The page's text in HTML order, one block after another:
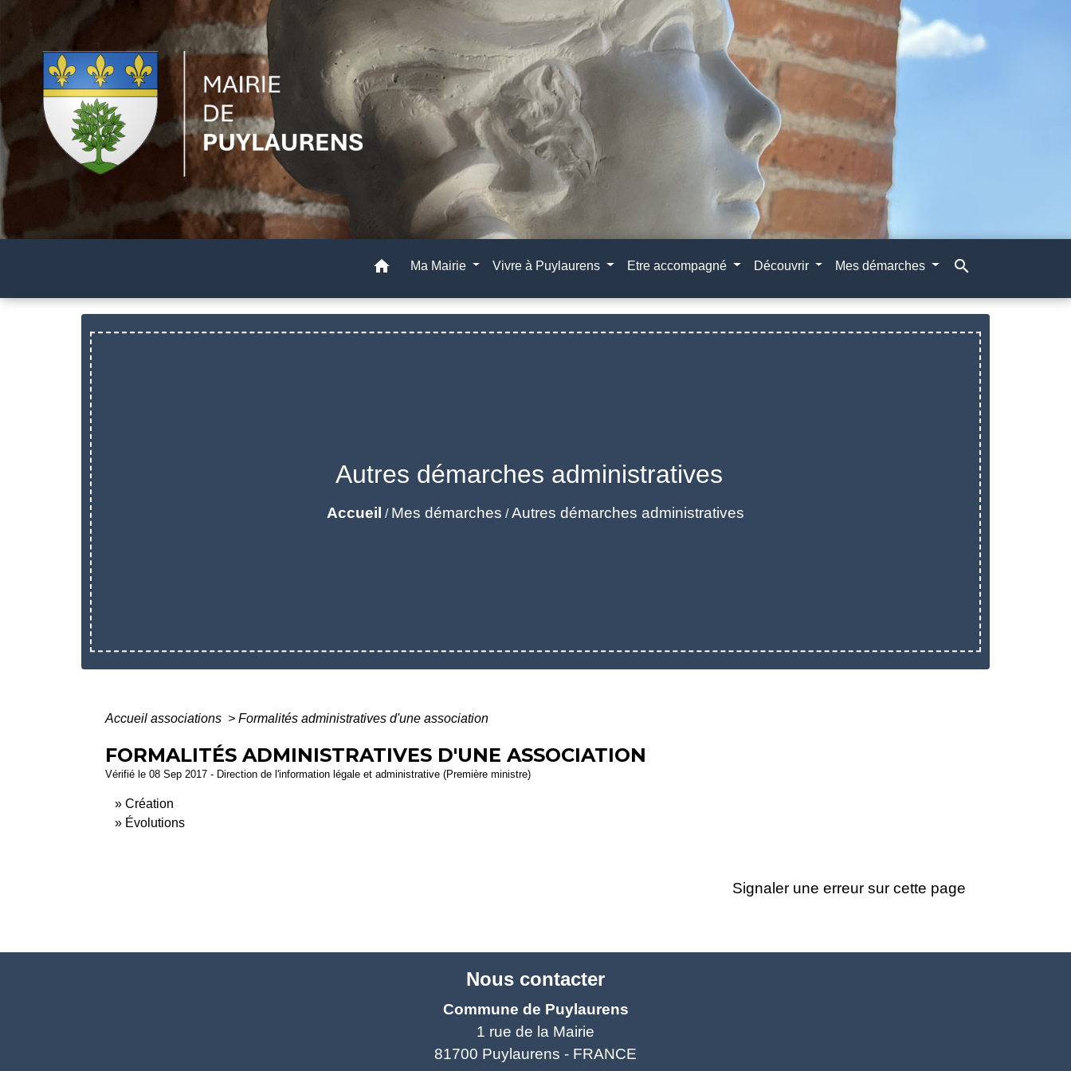
home Ma Mairie Vivre à Puylaurens Etre accompagné Découvrir Mes démarches search
Autres démarches administratives
Accueil / Mes démarches /Autres démarches administratives
Accueil associations > Formalités administratives d'une association
FORMALITÉS ADMINISTRATIVES D'UNE ASSOCIATION
Vérifié le 08 Sep 2017 - Direction de l'information légale et administrative (Première ministre)
Création
Évolutions
Signaler une erreur sur cette page
Nous contacter
Commune de Puylaurens
1 rue de la Mairie
81700 Puylaurens - FRANCE